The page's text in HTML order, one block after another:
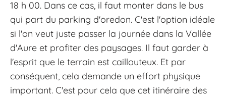
18 h 00. Dans ce cas, il faut monter dans le bus
qui part du parking d'oredon. C'est l'option idéale
si l'on veut juste passer la journée dans la Vallée
d'Aure et profiter des paysages. Il faut garder à
l'esprit que le terrain est caillouteux. Et par
conséquent, cela demande un effort physique
important. C'est pour cela que cet itinéraire des